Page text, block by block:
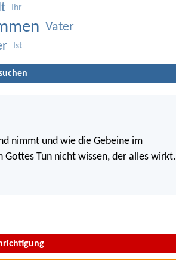
Ihr
Vater
Ist
nimmt und wie die Gebeine im
Tun nicht wissen, der alles wirkt.